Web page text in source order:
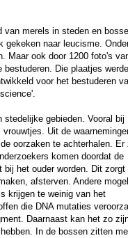
van merels in steden en
gekeken naar leucisme.
Maar ook door 1200 foto's
Die plaatjes
voor het bestuderen
gebieden. Vooral bij
Uit de
oorzaken te achterhalen. Er
komen doordat de
bij het ouder worden. Dit zorgt
afsterven. Andere
krijgen te weinig van het
die DNA mutaties
Daarnaast kan het zo
In de bossen zitten